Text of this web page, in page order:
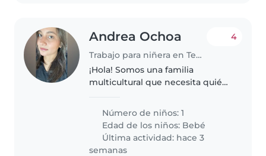
Andrea Ochoa
Trabajo para niñera en Tegucigalpa
4
¡Hola! Somos una familia
multicultural que necesita quién
alguien que nos apoye 2 días,
que sea muy responsable ,
cuidadosa..
Número de niños: 1
Edad de los niños: Bebé
Última actividad: hace 3
semanas